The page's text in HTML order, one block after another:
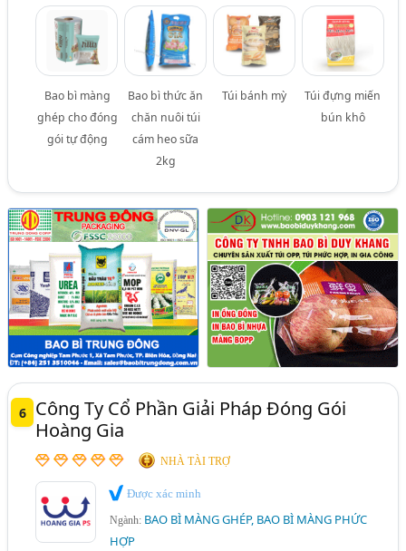
Bao bì màng
ghép cho đóng
gói tự động
Bao bì thức ăn
chăn nuôi túi
cám heo sữa
2kg
Túi bánh mỳ
Túi đựng miến
bún khô
6
Công Ty Cổ Phần Giải Pháp Đóng Gói
Hoàng Gia
NHÀ TÀI TRỢ
Được xác minh
Ngành: BAO BÌ MÀNG GHÉP, BAO BÌ MÀNG PHỨC
HỢP